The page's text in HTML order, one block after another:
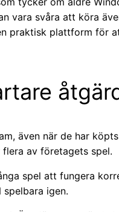
vara svåra att köra
praktisk plattform för
även när de har
av företagets spel.
spel att fungera
spelbara igen.